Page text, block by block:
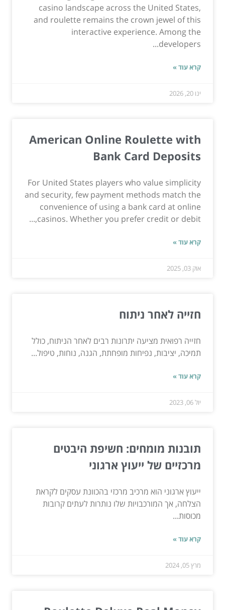
casino landscape across the United States,
and roulette remains the crown jewel of this
interactive experience. Among the
developers...
קרא עוד »
ינו 20, 2026
American Online Roulette with
Bank Card Deposits
For United States players who value simplicity
and security, few payment methods match the
convenience of using a bank card at online
casinos. Whether you prefer credit or debit,...
קרא עוד »
אוק 03, 2025
חזייה לאחר ניתוח
חזייה רפואית מציעה יתרונות רבים לאחר הניתוח, כולל
תמיכה, יציבות, נפיחות מופחתת, הגנה, נוחות, טיפול...
קרא עוד »
יול 06, 2023
תובנות מומחים: חשיפת היבטים
מרכזיים של ייעוץ ארגוני
ייעוץ ארגוני הוא מרכיב מרכזי בהכוונת עסקים לקראת
הצלחה, אך המורכבויות שלו נותרות לעתים קרובות
מכוסות...
קרא עוד »
מרץ 05, 2024